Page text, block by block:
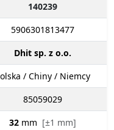
140239
5906301813477
Dhit sp. z o.o.
/ Chiny / Niemcy
85059029
32 mm [±1 mm]